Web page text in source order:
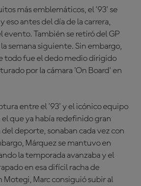
más emblemáticos, el '93' se
eso antes del día de la carrera,
evento. También se retiró del GP
la semana siguiente. Sin embargo,
todo fue el dedo medio dirigido
por la cámara 'On Board' en
entre el '93' y el icónico equipo
el que ya había redefinido gran
deporte, sonaban cada vez con
Márquez se mantuvo en
la temporada avanzaba y el
en esa difícil racha de
Motegi, Marc consiguió subir al